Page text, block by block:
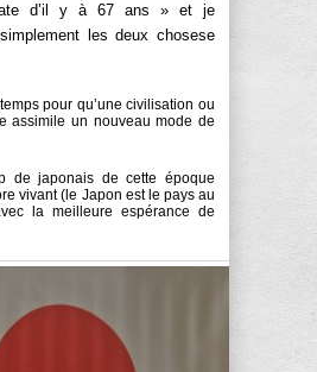
d’il y à 67 ans » et je
les deux chosese
pour qu’une civilisation ou
assimile un nouveau mode de
de japonais de cette époque
vivant (le Japon est le pays au
la meilleure espérance de